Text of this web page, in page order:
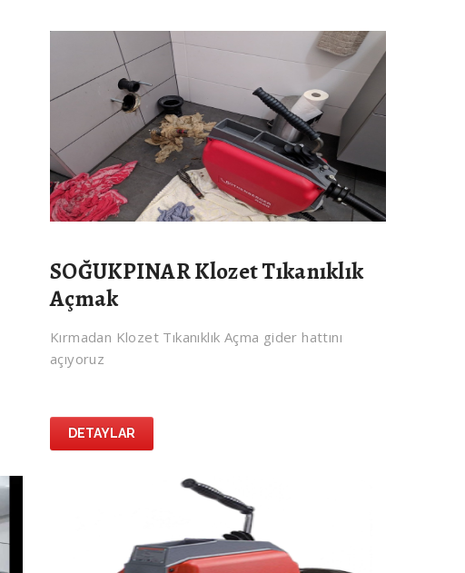
SOĞUKPINAR Klozet Tıkanıklık
Açmak
Kırmadan Klozet Tıkanıklık Açma gider hattını
açıyoruz
DETAYLAR